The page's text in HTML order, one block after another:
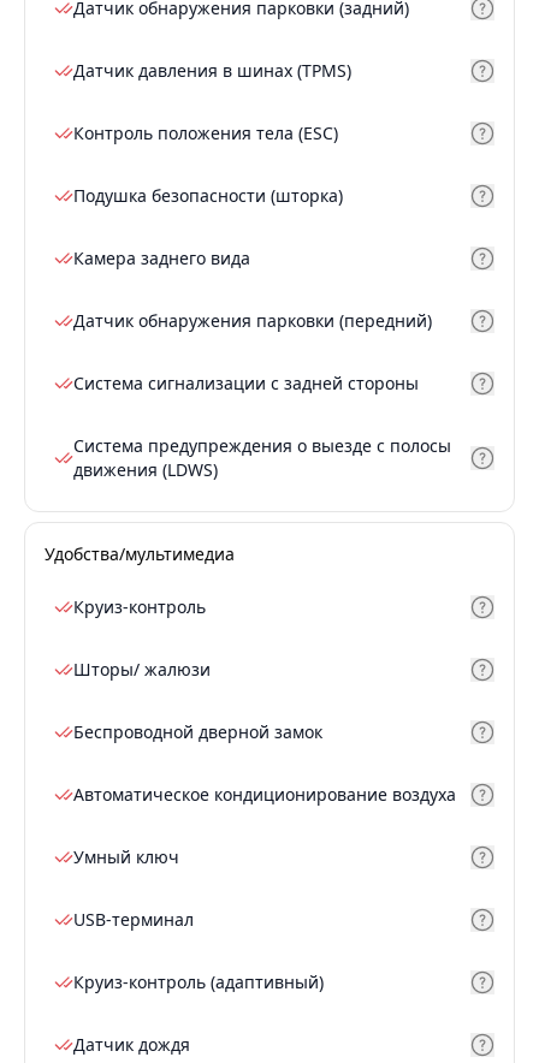
Датчик обнаружения парковки (задний)
Датчик давления в шинах (TPMS)
Контроль положения тела (ESC)
Подушка безопасности (шторка)
Камера заднего вида
Датчик обнаружения парковки (передний)
Система сигнализации с задней стороны
Система предупреждения о выезде с полосы
движения (LDWS)
Удобства/мультимедиа
Круиз-контроль
Шторы/ жалюзи
Беспроводной дверной замок
Автоматическое кондиционирование воздуха
Умный ключ
USB-терминал
Круиз-контроль (адаптивный)
Датчик дождя